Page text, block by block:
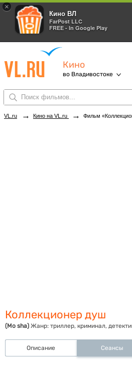
×
Кино ВЛ
FarPost LLC
FREE - In Google Play
Кино
во Владивостоке
VL.ru → Кино на VL.ru → Фильм «Коллекционер
Коллекционер душ
(Mo sha) Жанр: триллер, криминал,
Описание Сеансы